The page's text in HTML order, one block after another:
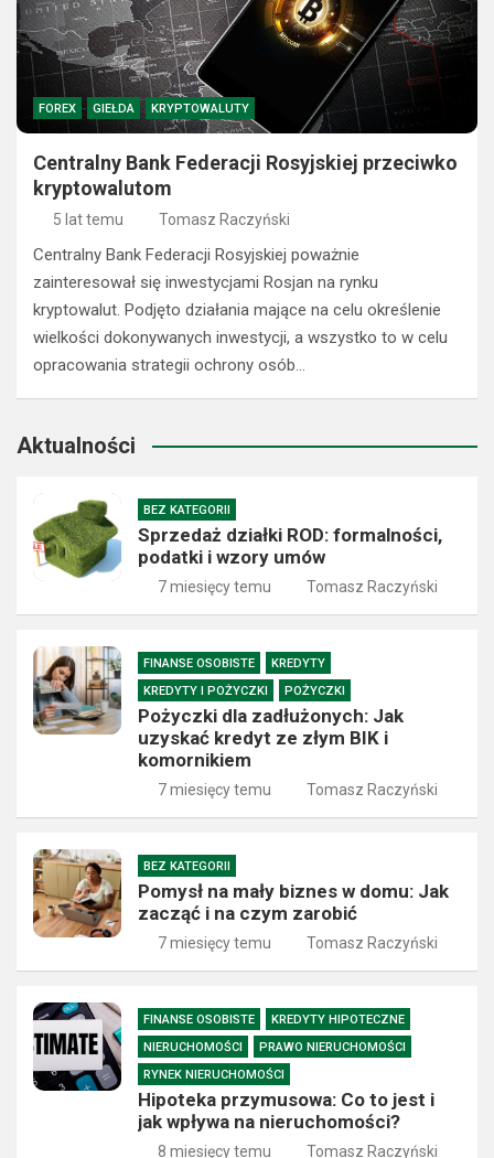
FOREX GIEŁDA KRYPTOWALUTY
Centralny Bank Federacji Rosyjskiej przeciwko
kryptowalutom
5 lat temu Tomasz Raczyński
Centralny Bank Federacji Rosyjskiej poważnie
zainteresował się inwestycjami Rosjan na rynku
kryptowalut. Podjęto działania mające na celu określenie
wielkości dokonywanych inwestycji, a wszystko to w celu
opracowania strategii ochrony osób…
Aktualności
BEZ KATEGORII
Sprzedaż działki ROD: formalności,
podatki i wzory umów
7 miesięcy temu Tomasz Raczyński
FINANSE OSOBISTE
KREDYTY
KREDYTY I POŻYCZKI
POŻYCZKI
Pożyczki dla zadłużonych: Jak
uzyskać kredyt ze złym BIK i
komornikiem
7 miesięcy temu Tomasz Raczyński
BEZ KATEGORII
Pomysł na mały biznes w domu: Jak
zacząć i na czym zarobić
7 miesięcy temu Tomasz Raczyński
FINANSE OSOBISTE
KREDYTY HIPOTECZNE
NIERUCHOMOŚCI
PRAWO NIERUCHOMOŚCI
RYNEK NIERUCHOMOŚCI
Hipoteka przymusowa: Co to jest i
jak wpływa na nieruchomości?
8 miesięcy temu Tomasz Raczyński